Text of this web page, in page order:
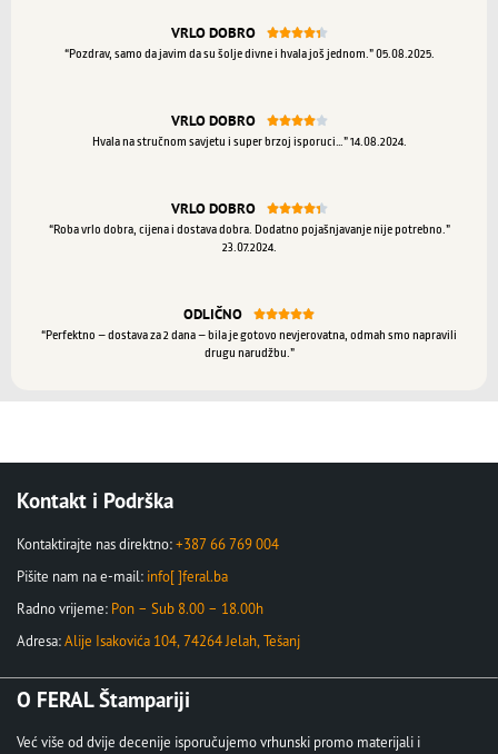
VRLO DOBRO 
“Pozdrav, samo da javim da su šolje divne i hvala još jednom.” 05.08.2025.
VRLO DOBRO 
Hvala na stručnom savjetu i super brzoj isporuci…” 14.08.2024.
VRLO DOBRO 
“Roba vrlo dobra, cijena i dostava dobra. Dodatno pojašnjavanje nije potrebno.”
23.07.2024.
ODLIČNO 
“Perfektno – dostava za 2 dana – bila je gotovo nevjerovatna, odmah smo napravili
drugu narudžbu.”
Kontakt i Podrška
Kontaktirajte nas direktno:+387 66 769 004
Pišite nam na e-mail: info[ ]feral.ba
Radno vrijeme: Pon – Sub 8.00 – 18.00h
Adresa:Alije Isakovića 104, 74264 Jelah, Tešanj
O FERAL Štampariji
Već više od dvije decenije isporučujemo vrhunski promo materijali i